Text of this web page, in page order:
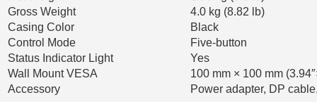
Gross Weight
4.0 kg (8.82 lb)
Casing Color
Black
Control Mode
Five-button
Status Indicator Light
Yes
Wall Mount VESA
100 mm × 100 mm
Accessory
Power adapter, DP